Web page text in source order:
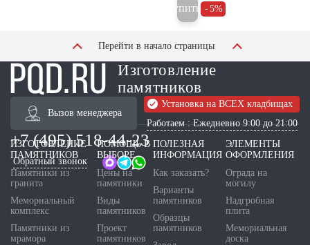
Купить 5%
Перейти в начало страницы
Изготовление
памятников
Вызов менеджера
Установка на ВСЕХ кладбищах
Работаем : Ежедневно 9:00 до 21:00
+7 (495) 518-44-23
Обратный звонок
ИЗГОТОВЛЕНИЕ
ПАМЯТНИКОВ
Памятники из
гранита
Мемориальный
комплекс
Памятники из
мрамора
ПОМОЩЬ В
ВЫБОРЕ
Цены на
памятники
Виды
памятников
Проект
памятников
ПОЛЕЗНАЯ
ИНФОРМАЦИЯ
Как заказать?
Варианты
памятников
Образцы
памятников
ЭЛЕМЕНТЫ
ОФОРМЛЕНИЯ
Ограда на
могилу
Надгробная
плита
Мемориальная
доска